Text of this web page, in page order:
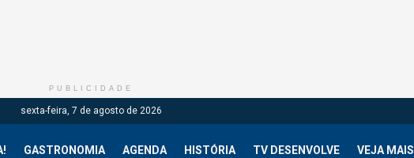
PUBLICIDADE
sexta-feira, 7 de agosto de 2026
GASTRONOMIA AGENDA HISTÓRIA TV DESENVOLVE VEJA MAIS